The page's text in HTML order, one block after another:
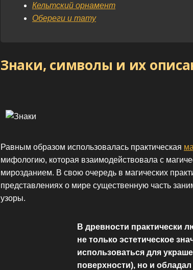
Кельтский орнамент
Обереги и тату
Знаки, символы и их
Равным образом использовалась практическая
мифологию, которая взаимодействовала с
мирозданием. В свою очередь в магических
представлениях о мире существенную часть
узоры.
В древности практически
не только эстетическое
использоваться для
поверхности), но и